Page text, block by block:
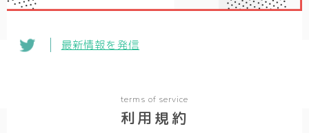
最新情報を発信
terms of service
利用規約